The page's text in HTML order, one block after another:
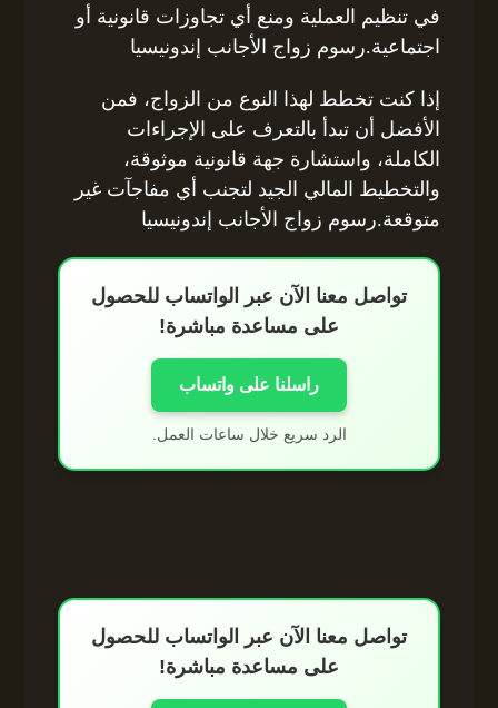
في تنظيم العملية ومنع أي تجاوزات قانونية أو
اجتماعية.رسوم زواج الأجانب إندونيسيا
إذا كنت تخطط لهذا النوع من الزواج، فمن
الأفضل أن تبدأ بالتعرف على الإجراءات
الكاملة، واستشارة جهة قانونية موثوقة،
والتخطيط المالي الجيد لتجنب أي مفاجآت غير
متوقعة.رسوم زواج الأجانب إندونيسيا
تواصل معنا الآن عبر الواتساب للحصول
على مساعدة مباشرة!
راسلنا على واتساب
الرد سريع خلال ساعات العمل.
تواصل معنا الآن عبر الواتساب للحصول
على مساعدة مباشرة!